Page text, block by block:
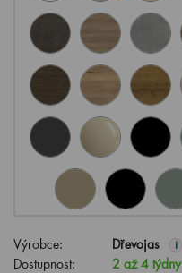
Výrobce: Dřevojas i
Dostupnost:
2 až 4 týdny